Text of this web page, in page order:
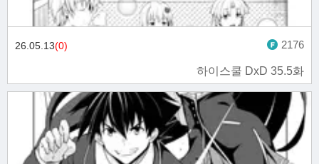
하이스쿨 DxD 35.5화
26.05.13(0) 2176